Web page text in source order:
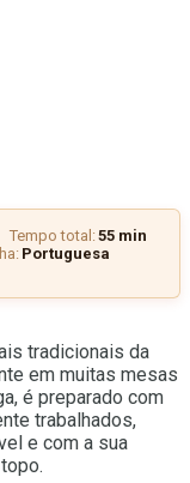
Tempo total:55 min
Portuguesa
tradicionais da
em muitas mesas
é preparado com
trabalhados,
e com a sua